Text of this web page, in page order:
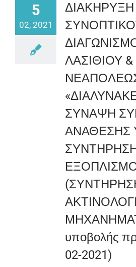
5
02, 2021
ΔΙΑΚΗΡΥΞΗ
ΛΑΣΙΘΙΟΥ
ΣΥΝΑΨΗ
ΑΝΑΘΕΣΗΣ
υποβολής
02-2021)